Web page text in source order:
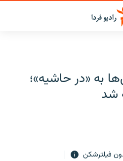
به «در حاشیه»؛
شد
فیلترشکن